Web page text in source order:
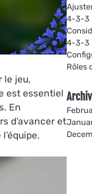
le jeu,
est essentiel
En
d’avancer et
4-3-3
4-3-3
Rôles